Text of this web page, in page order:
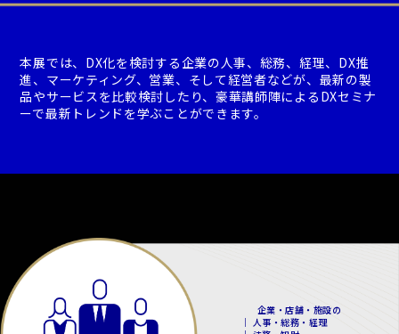
本展では、DX化を検討する企業の人事、総務、経理、DX推
進、マーケティング、営業、そして経営者などが、最新の製
品やサービスを比較検討したり、豪華講師陣によるDXセミナ
ーで最新トレンドを学ぶことができます。
企業・店舗・施設の
｜ 人事・総務・経理